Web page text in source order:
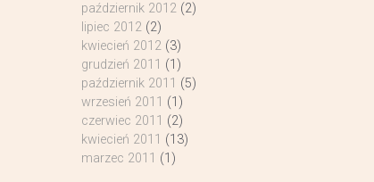
październik 2012(2)
lipiec 2012(2)
kwiecień 2012(3)
grudzień 2011 (1)
październik 2011 (5)
wrzesień 2011 (1)
czerwiec 2011 (2)
kwiecień 2011 (13)
marzec 2011 (1)